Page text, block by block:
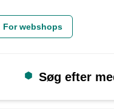
For webshops
Søg efter